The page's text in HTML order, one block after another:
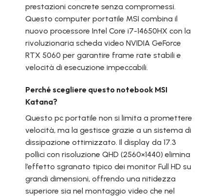
prestazioni concrete senza compromessi.
Questo computer portatile MSI combina il
nuovo processore Intel Core i7-14650HX con la
rivoluzionaria scheda video NVIDIA GeForce
RTX 5060 per garantire frame rate stabili e
velocità di esecuzione impeccabili.
Perché scegliere questo notebook MSI
Katana?
Questo pc portatile non si limita a promettere
velocità, ma la gestisce grazie a un sistema di
dissipazione ottimizzato. Il display da 17.3
pollici con risoluzione QHD (2560×1440) elimina
l’effetto sgranato tipico dei monitor Full HD su
grandi dimensioni, offrendo una nitidezza
superiore sia nel montaggio video che nel